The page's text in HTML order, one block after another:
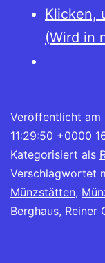
Klicken,
(Wird in
Veröffentlicht am
11:29:50 +0000
Kategorisiert als
Verschlagwortet
Münzstätten,
Berghaus, Reiner